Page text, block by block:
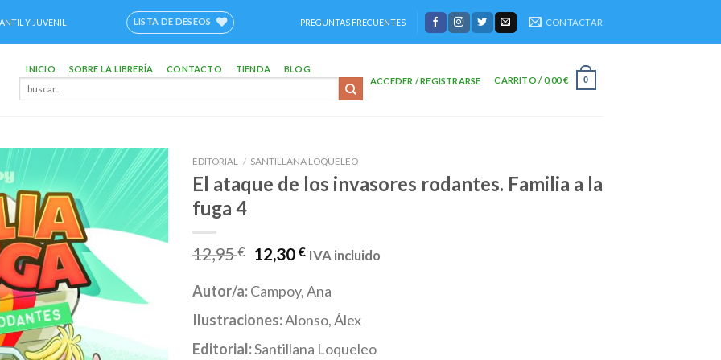
Y JUVENIL LISTA DE DESEOS PREGUNTAS FRECUENTES CONTACTAR
INICIO SOBRE LA LIBRERÍA CONTACTO TIENDA
BLOG
Buscar
ACCEDER / REGISTRARSE CARRITO /0,00€ 0
Añadir
a la
deseos
EDITORIAL / SANTILLANA LOQUELEO
El ataque de los invasores rodantes. Familia a la
fuga 4
12,95€ 12,30€ IVA incluido
Autor/a:Campoy, Ana
Ilustraciones:Alonso, Álex
Editorial:Santillana Loqueleo